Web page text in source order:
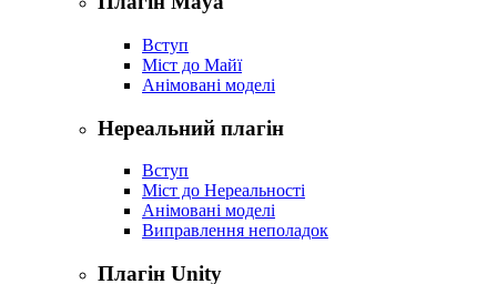
Вступ
Міст до Майї
Анімовані моделі
Нереальний плагін
Вступ
Міст до Нереальності
Анімовані моделі
Виправлення неполадок
Плагін Unity